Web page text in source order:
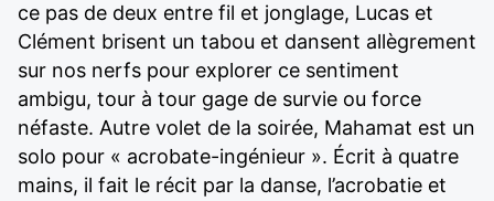
ce pas de deux entre fil et jonglage, Lucas et
Clément brisent un tabou et dansent allègrement
sur nos nerfs pour explorer ce sentiment
ambigu, tour à tour gage de survie ou force
néfaste. Autre volet de la soirée, Mahamat est un
solo pour « acrobate-ingénieur ». Écrit à quatre
mains, il fait le récit par la danse, l’acrobatie et